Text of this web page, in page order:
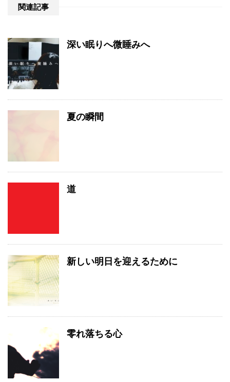
関連記事
深い眠りへ微睡みへ
夏の瞬間
道
新しい明日を迎えるために
零れ落ちる心